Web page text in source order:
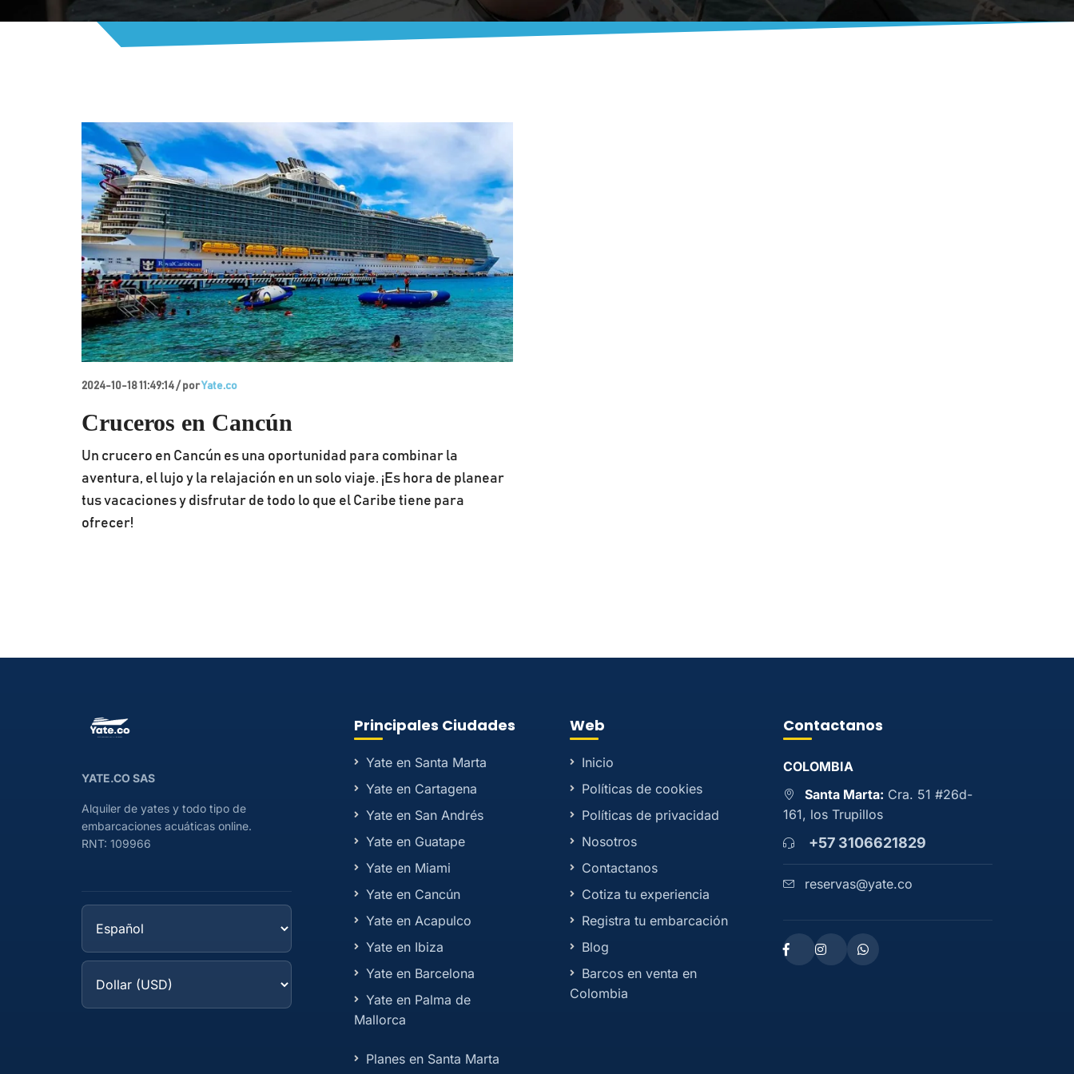
2024-10-18 11:49:14 / porYate.co
Cruceros en Cancún
Un crucero en Cancún es una oportunidad para combinar la
aventura, el lujo y la relajación en un solo viaje. ¡Es hora de planear
tus vacaciones y disfrutar de todo lo que el Caribe tiene para
ofrecer!
YATE.CO SAS
Alquiler de yates y todo tipo de
embarcaciones acuáticas online.
RNT: 109966
Principales Ciudades
Yate en Santa Marta
Yate en Cartagena
Yate en San Andrés
Yate en Guatape
Yate en Miami
Yate en Cancún
Yate en Acapulco
Yate en Ibiza
Yate en Barcelona
Yate en Palma de
Mallorca
Planes en Santa Marta
Web
Inicio
Políticas de cookies
Políticas de privacidad
Nosotros
Contactanos
Cotiza tu experiencia
Registra tu embarcación
Blog
Barcos en venta en
Colombia
Contactanos
COLOMBIA
Santa Marta: Cra. 51 #26d-
161, los Trupillos
+57 3106621829
reservas@yate.co